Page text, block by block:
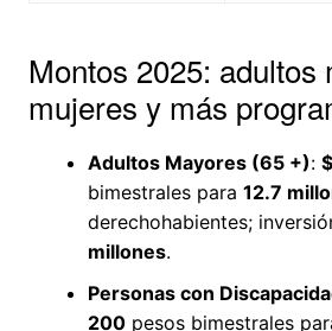
Montos 2025: adultos
mujeres y más
Adultos Mayores (65 +):
bimestrales para 12.7
derechohabientes;
millones.
Personas con
200pesos bimestrales